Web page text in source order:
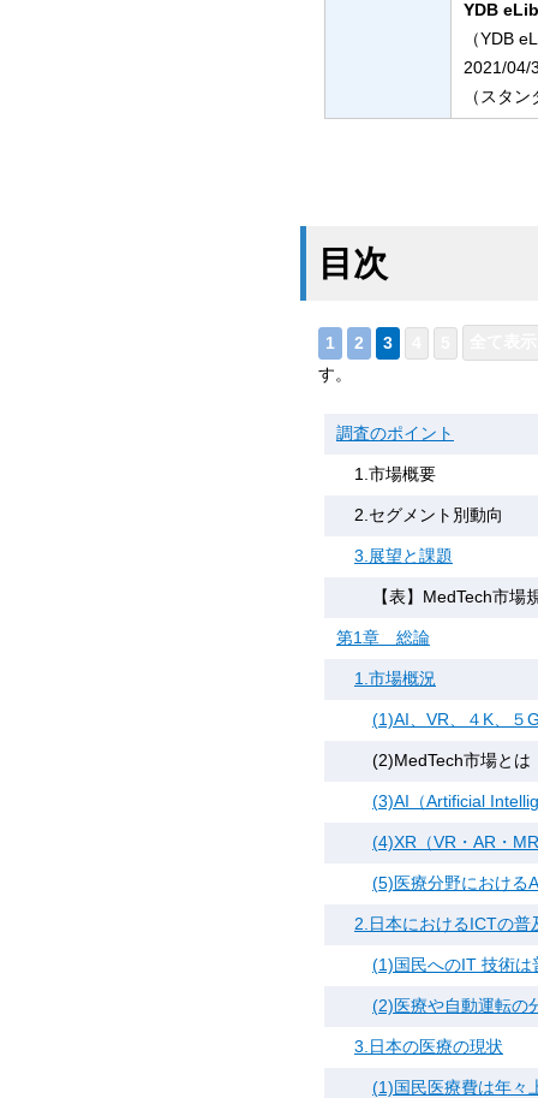
YDB
（YDB
2021/04/
（スタ
目次
す。
調査のポイント
1.市場概要
2.セグメント別動向
3.展望と課題
【表】MedTech市
第1章 総論
1.市場概況
(1)AI、VR、４K、５
(2)MedTech市場とは
(3)AI（Artificial
(4)XR（VR・AR・
(5)医療分野における
2.日本におけるICTの普
(1)国民へのIT 技術は
(2)医療や自動運転の
3.日本の医療の現状
(1)国民医療費は年々